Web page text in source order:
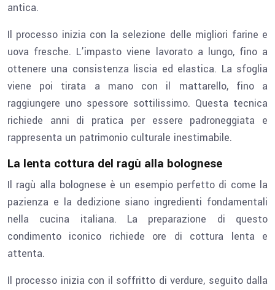
antica.
Il processo inizia con la selezione delle migliori farine e
uova fresche. L’impasto viene lavorato a lungo, fino a
ottenere una consistenza liscia ed elastica. La sfoglia
viene poi tirata a mano con il mattarello, fino a
raggiungere uno spessore sottilissimo. Questa tecnica
richiede anni di pratica per essere padroneggiata e
rappresenta un patrimonio culturale inestimabile.
La lenta cottura del ragù alla bolognese
Il ragù alla bolognese è un esempio perfetto di come la
pazienza e la dedizione siano ingredienti fondamentali
nella cucina italiana. La preparazione di questo
condimento iconico richiede ore di cottura lenta e
attenta.
Il processo inizia con il soffritto di verdure, seguito dalla